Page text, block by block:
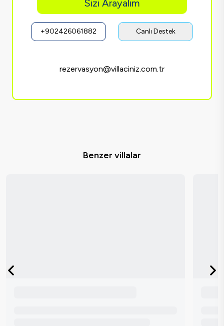
Sizi Arayalım
+902426061882 Canlı Destek
rezervasyon@villaciniz.com.tr
Benzer villalar